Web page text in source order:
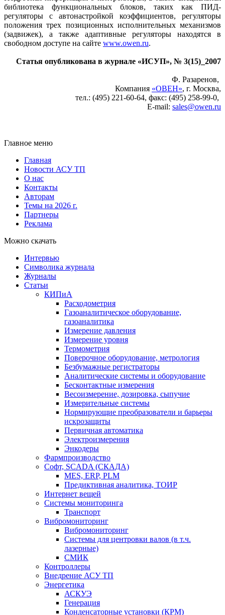
библиотека функциональных блоков, таких как ПИД-
регуляторы с автонастройкой коэффициентов, регуляторы
положения трех позиционных исполнительных механизмов
(задвижек), а также адаптивные регуляторы находятся в
свободном доступе на сайте www.owen.ru.
Статья опубликована в журнале «ИСУП», № 3(15)_2007
Ф. Разаренов,
Компания «ОВЕН», г. Москва,
тел.: (495) 221-60-64, факс: (495) 258-99-0,
E-mail: sales@owen.ru
Главное меню
Главная
Новости АСУ ТП
О нас
Контакты
Авторам
Темы на 2026 г.
Партнеры
Реклама
Можно скачать
Интервью
Символика журнала
Журналы
Статьи
КИПиА
Расходометрия
Газоаналитическое оборудование,
газоаналитика
Измерение давления
Измерение уровня
Термометрия
Поверочное оборудование, метрология
Безбумажные регистраторы
Аналитические системы и оборудование
Бесконтактные измерения
Весоизмерение, дозировка, сыпучие
Измерительные системы
Нормирующие преобразователи и барьеры
искрозащиты
Первичная автоматика
Электроизмерения
Энкодеры
Фармпроизводство
Софт, SCADA (СКАДА)
MES, ERP, PLM
Предиктивная аналитика, ТОИР
Интернет вещей
Системы мониторинга
Транспорт
Вибромониторинг
Вибромониторинг
Системы для центровки валов (в т.ч.
лазерные)
СМИК
Контроллеры
Внедрение АСУ ТП
Энергетика
АСКУЭ
Генерация
Конденсаторные установки (КРМ)